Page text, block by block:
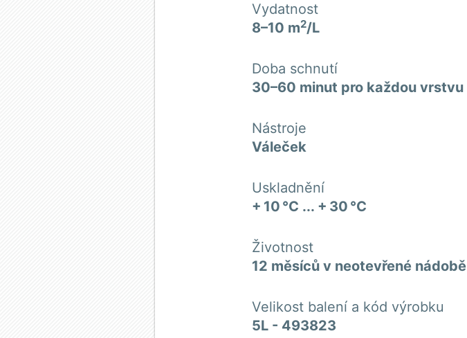
Vydatnost
8–10 m2/L
Doba schnutí
30–60 minut pro každou vrstvu
Nástroje
Váleček
Uskladnění
+ 10 °C ... + 30 °C
Životnost
12 měsíců v neotevřené nádobě
Velikost balení a kód výrobku
5L - 493823